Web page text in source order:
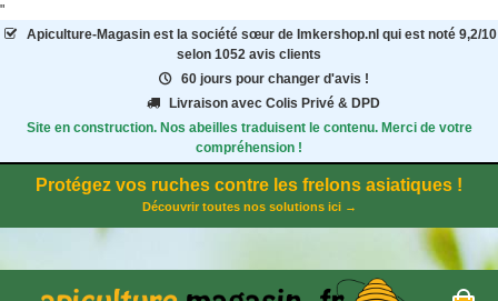
"
Apiculture-Magasinest la société sœur de Imkershop.nl qui est noté 9,2/10
selon 1052 avis clients
60 jours pour changer d'avis !
Livraison avec Colis Privé & DPD
Site en construction. Nos abeilles traduisent le contenu. Merci de votre
compréhension !
Protégez vos ruches contre les frelons asiatiques !
Découvrir toutes nos solutions ici →